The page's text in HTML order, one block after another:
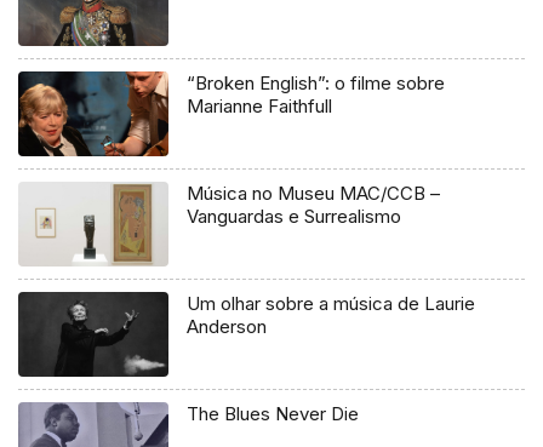
“Broken English”: o filme sobre
Marianne Faithfull
Música no Museu MAC/CCB –
Vanguardas e Surrealismo
Um olhar sobre a música de Laurie
Anderson
The Blues Never Die